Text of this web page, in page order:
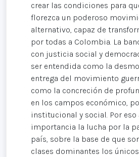
crear las condiciones para
florezca un poderoso
alternativo, capaz de
por todas a Colombia. La
con justicia social y
ser entendida como la
entrega del movimiento
como la concreción de
en los campos económico,
institucional y social. Por
importancia la lucha por la
país, sobre la base de que
clases dominantes los